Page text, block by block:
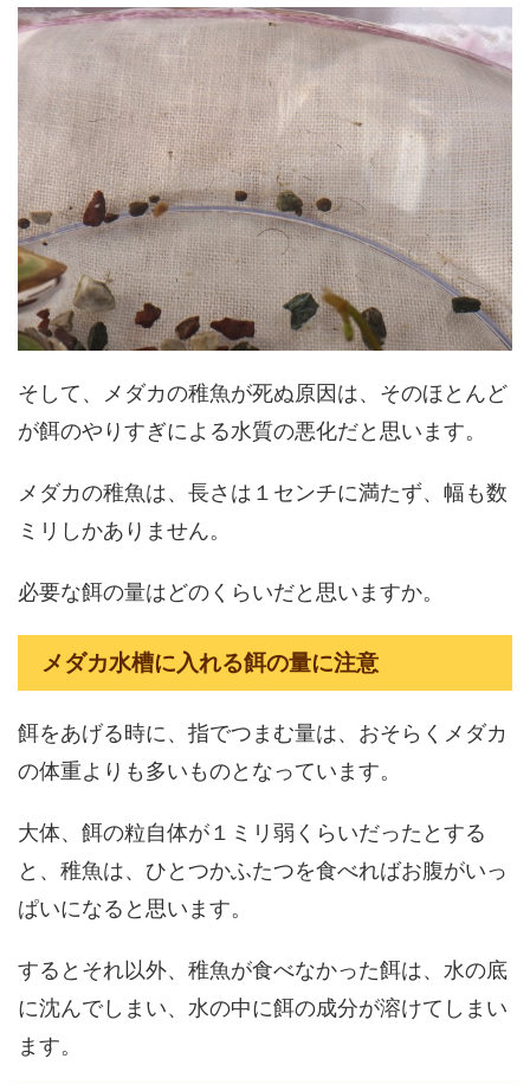
そして、メダカの稚魚が死ぬ原因は、そのほとんど
が餌のやりすぎによる水質の悪化だと思います。
メダカの稚魚は、長さは１センチに満たず、幅も数
ミリしかありません。
必要な餌の量はどのくらいだと思いますか。
メダカ水槽に入れる餌の量に注意
餌をあげる時に、指でつまむ量は、おそらくメダカ
の体重よりも多いものとなっています。
大体、餌の粒自体が１ミリ弱くらいだったとする
と、稚魚は、ひとつかふたつを食べればお腹がいっ
ぱいになると思います。
するとそれ以外、稚魚が食べなかった餌は、水の底
に沈んでしまい、水の中に餌の成分が溶けてしまい
ます。